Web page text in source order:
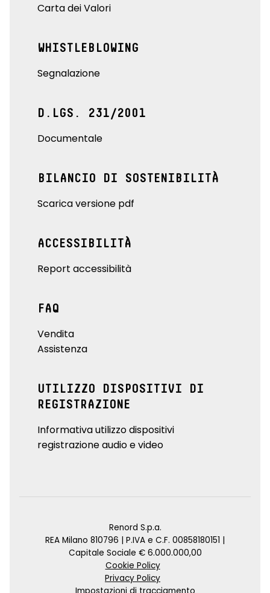
Carta dei Valori
WHISTLEBLOWING
Segnalazione
D.LGS. 231/2001
Documentale
BILANCIO DI SOSTENIBILITÀ
Scarica versione pdf
ACCESSIBILITÀ
Report accessibilità
FAQ
Vendita
Assistenza
UTILIZZO DISPOSITIVI DI
REGISTRAZIONE
Informativa utilizzo dispositivi
registrazione audio e video
Renord S.p.a.
REA Milano 810796 | P.IVA e C.F. 00858180151 |
Capitale Sociale € 6.000.000,00
Cookie Policy
Privacy Policy